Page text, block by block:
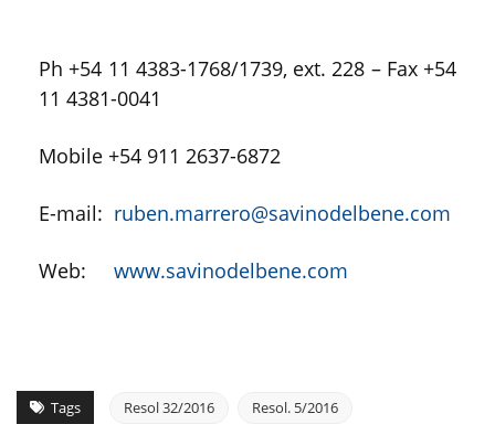
Ph +54 11 4383-1768/1739, ext. 228 – Fax +54
11 4381-0041
Mobile +54 911 2637-6872
E-mail: ruben.marrero@savinodelbene.com
Web: www.savinodelbene.com
Tags Resol 32/2016 Resol. 5/2016